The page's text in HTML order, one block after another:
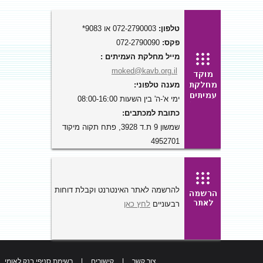
טלפון:
פקס:
מייל מחלקת העמיתים :
moked@kavb.org.il
מענה טלפוני:
ימי א'-ה' בין השעות 08:00-16:00
כתובת למכתבים:
שמשון 9 ת.ד 3928, פתח תקוה מיקוד
4952701
להרשמה לאתר האינטרנט וקבלת דוחות
רבעוניים לחץ כאן
צור קשר קישורים רשימת סניפי בנק לאומי